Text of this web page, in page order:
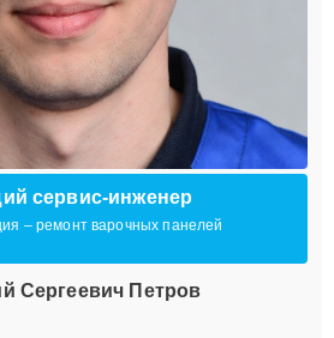
сервис-инженер
– ремонт варочных панелей
Сергеевич Петров